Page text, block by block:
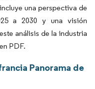
una perspectiva de
a 2030 y una visión
análisis de la industria
PDF.
Panorama de